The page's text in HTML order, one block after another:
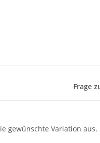
Frage
gewünschte Variation aus.